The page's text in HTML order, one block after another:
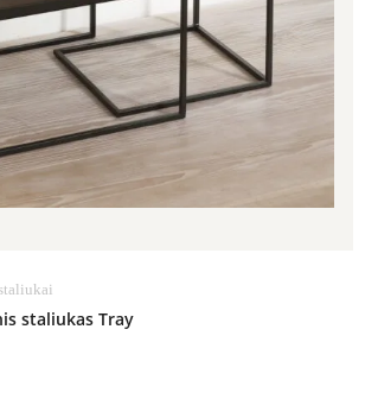
staliukas Tray